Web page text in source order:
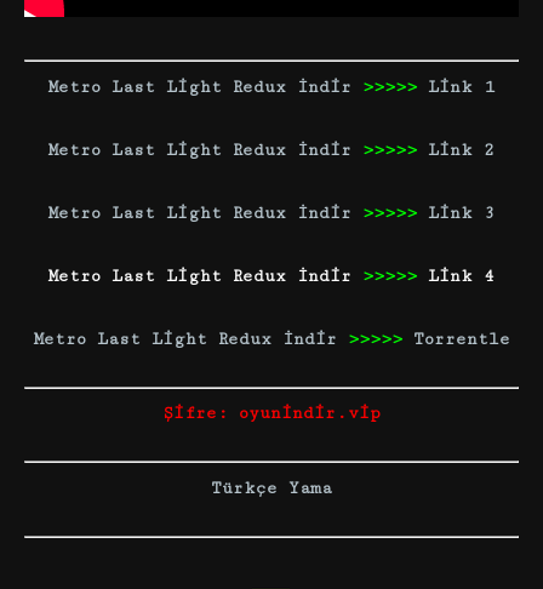
Metro Last Light Redux İndir >>>>> Link 1
Metro Last Light Redux İndir >>>>> Link 2
Metro Last Light Redux İndir >>>>> Link 3
Metro Last Light Redux İndir >>>>> Link 4
Metro Last Light Redux İndir >>>>>Torrentle
Şifre: oyunindir.vip
Türkçe Yama